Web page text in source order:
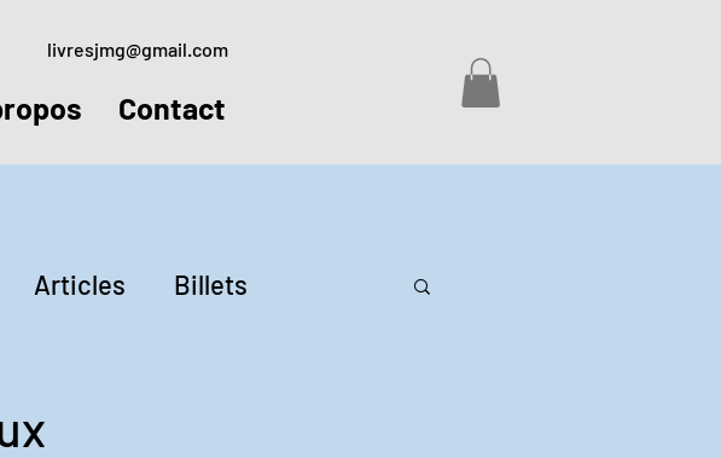
livresjmg@gmail.com
Contact
Articles Billets